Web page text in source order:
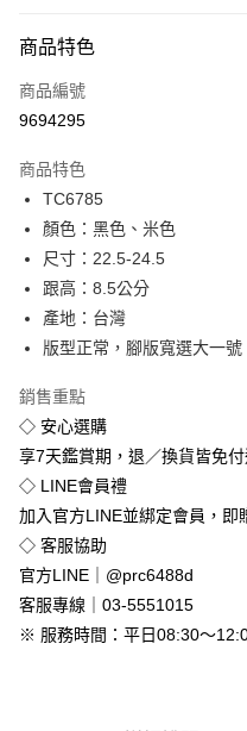
信用卡一次付款
超商取貨付款
Apple Pay
街口支付
悠遊付
Google Pay
運送方式
全家付款取貨
免運費
付款後全家取貨
免運費
7-11付款取貨
商品特色
商品編號
9694295
商品特色
TC6785
顏色：黑色、米色
尺寸：22.5-24.5
跟高：8.5公分
產地：台灣
版型正常，腳版寬選大一號
銷售重點
◇ 安心選購
享7天鑑賞期，退／換貨皆免付
◇ LINE會員禮
加入官方LINE並綁定會員，即
◇ 客服協助
官方LINE｜@prc6488d
客服專線｜03-5551015
※ 服務時間：平日08:30～